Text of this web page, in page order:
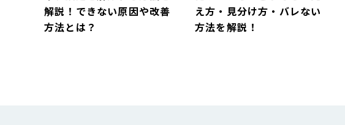
解説！できない原因や改善
方法とは？
え方・見分け方・バレない
方法を解説！